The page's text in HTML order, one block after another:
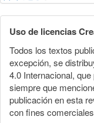
Uso de licencias
Todos los textos
excepción, se
4.0 Internacional,
siempre que
publicación en esta
con fines